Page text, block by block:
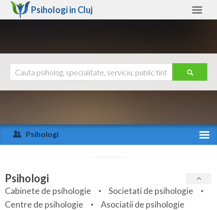
Psihologi in Cluj
Arad
Arges
Bihor
Bistrita-Nasaud
Ajutor
Psihologi
Specialitati
Servicii
Psihologi
Cabinete de psihologie
Societati de psihologie
Centre de psihologie
Asociatii de psihologie